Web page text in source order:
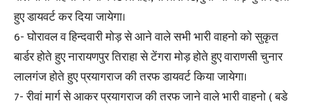
हुए डायवर्ट कर दिया जायेगा।
6- घोरावल व हिन्दवारी मोड़ से आने वाले सभी भारी वाहनो को सुकृत
बार्डर होते हुए नारायणपुर तिराहा से टेंगरा मोड़ होते हुए वाराणसी चुनार
लालगंज होते हुए प्रयागराज की तरफ डायवर्ट किया जायेगा।
7- रीवां मार्ग से आकर प्रयागराज की तरफ जाने वाले भारी वाहनो ( बडे